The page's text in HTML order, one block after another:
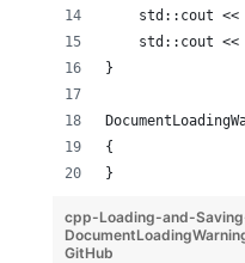
std::cout <<
std::cout <<
}
{
}
cpp-Loading-and-
GitHub